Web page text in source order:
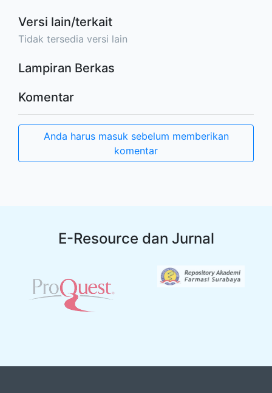
Versi lain/terkait
Tidak tersedia versi lain
Lampiran Berkas
Komentar
Anda harus masuk sebelum memberikan
komentar
E-Resource dan Jurnal